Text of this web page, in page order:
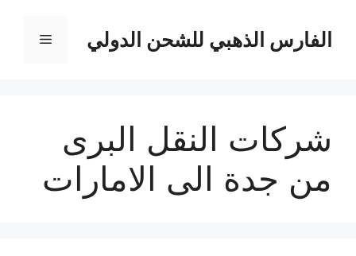
المحتوىالفارس الذهبي للشحن الدولي القائمة
شركات النقل البرى
من جدة الى الامارات